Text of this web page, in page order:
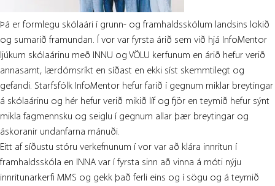
Þá er formlegu skólaári í grunn- og framhaldsskólum landsins lokið
og sumarið framundan. Í vor var fyrsta árið sem við hjá InfoMentor
ljúkum skólaárinu með INNU og VÖLU kerfunum en árið hefur verið
annasamt, lærdómsríkt en síðast en ekki síst skemmtilegt og
gefandi. Starfsfólk InfoMentor hefur farið í gegnum miklar breytingar
á skólaárinu og hér hefur verið mikið líf og fjör en teymið hefur sýnt
mikla fagmennsku og seiglu í gegnum allar þær breytingar og
áskoranir undanfarna mánuði.
Eitt af síðustu stóru verkefnunum í vor var að klára innritun í
framhaldsskóla en INNA var í fyrsta sinn að vinna á móti nýju
innritunarkerfi MMS og gekk það ferli eins og í sögu og á teymið